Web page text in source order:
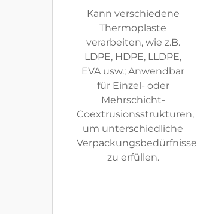
Kann verschiedene
Thermoplaste
verarbeiten, wie z.B.
LDPE, HDPE, LLDPE,
EVA usw.; Anwendbar
für Einzel- oder
Mehrschicht-
Coextrusionsstrukturen,
um unterschiedliche
Verpackungsbedürfnisse
zu erfüllen.